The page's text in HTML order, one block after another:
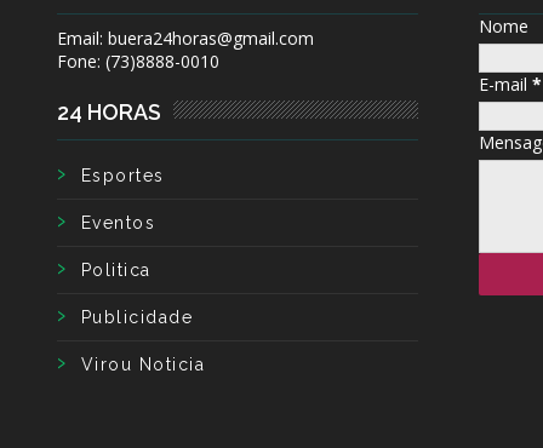
Email: buera24horas@gmail.com
Fone: (73)8888-0010
24 HORAS
Esportes
Eventos
Politica
Publicidade
Virou Noticia
Nome
E-mail *